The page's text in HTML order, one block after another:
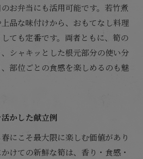
お弁当にも活用可能です。若竹煮
品な味付けから、おもてなし料理
ても定番です。両者ともに、筍の
シャキッとした根元部分の使い分
部位ごとの食感を楽しめるのも魅
かした献立例
にこそ最大限に楽しむ価値があり
けての新鮮な筍は、香り・食感・